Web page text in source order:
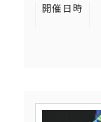
開催日時